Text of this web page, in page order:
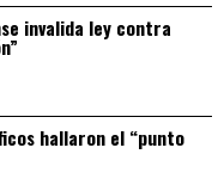
invalida ley contra
hallaron el “punto